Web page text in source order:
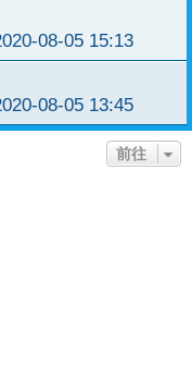
08-05 15:13
08-05 13:45
前往